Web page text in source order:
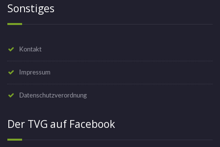
Sonstiges
Kontakt
Impressum
Datenschutzverordnung
Der TVG auf Facebook